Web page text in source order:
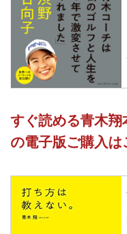
すぐ読める青木翔
の電子版ご購入は